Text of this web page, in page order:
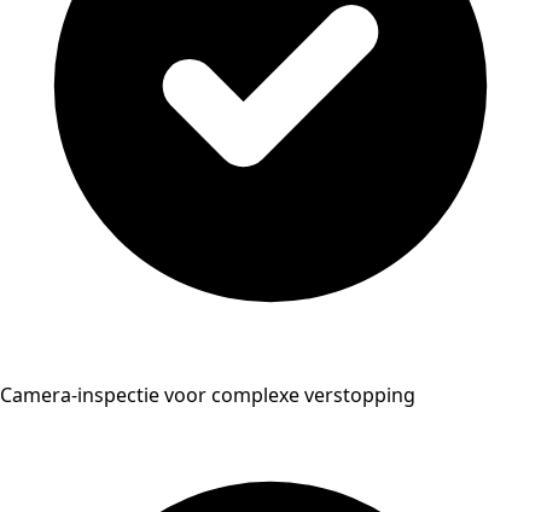
Camera-inspectie voor complexe verstopping